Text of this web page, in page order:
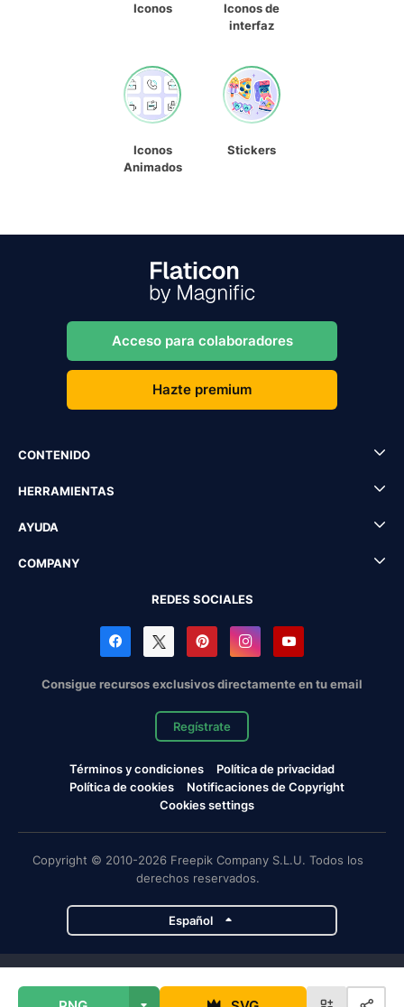
Iconos
Iconos de
interfaz
Iconos
Animados
Stickers
Acceso para colaboradores
Hazte premium
CONTENIDO
HERRAMIENTAS
AYUDA
COMPANY
REDES SOCIALES
Consigue recursos exclusivos directamente en tu email
Regístrate
Términos y condiciones
Política de privacidad
Política de cookies
Notificaciones de Copyright
Cookies settings
Copyright © 2010-2026 Freepik Company S.L.U. Todos los
derechos reservados.
Español